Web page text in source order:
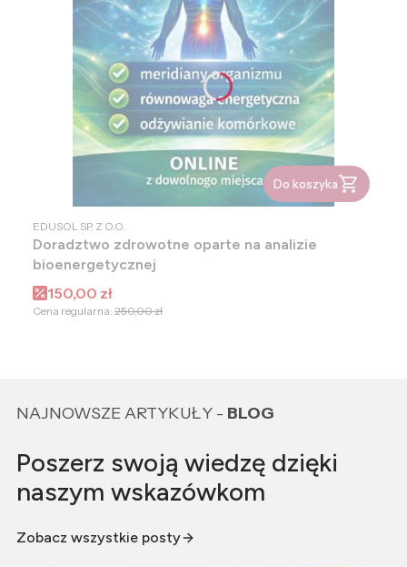
Do koszyka
PRODUCENT
EDUSOL SP. Z O.O.
Doradztwo zdrowotne oparte na analizie
bioenergetycznej
Cena promocyjna
150,00 zł
Cena regularna: 250,00 zł
NAJNOWSZE ARTYKUŁY - BLOG
Poszerz swoją wiedzę dzięki
naszym wskazówkom
Zobacz wszystkie posty